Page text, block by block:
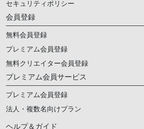
セキュリティポリシー
会員登録
無料会員登録
プレミアム会員登録
無料クリエイター会員登録
プレミアム会員サービス
プレミアム会員登録
法人・複数名向けプラン
ヘルプ＆ガイド